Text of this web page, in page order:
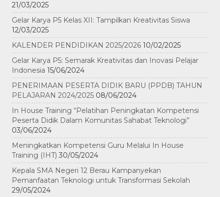
21/03/2025
Gelar Karya P5 Kelas XII: Tampilkan Kreativitas Siswa
12/03/2025
KALENDER PENDIDIKAN 2025/2026 10/02/2025
Gelar Karya P5: Semarak Kreativitas dan Inovasi Pelajar
Indonesia 15/06/2024
PENERIMAAN PESERTA DIDIK BARU (PPDB) TAHUN
PELAJARAN 2024/2025 08/06/2024
In House Training “Pelatihan Peningkatan Kompetensi
Peserta Didik Dalam Komunitas Sahabat Teknologi”
03/06/2024
Meningkatkan Kompetensi Guru Melalui In House
Training (IHT) 30/05/2024
Kepala SMA Negeri 12 Berau Kampanyekan
Pemanfaatan Teknologi untuk Transformasi Sekolah
29/05/2024